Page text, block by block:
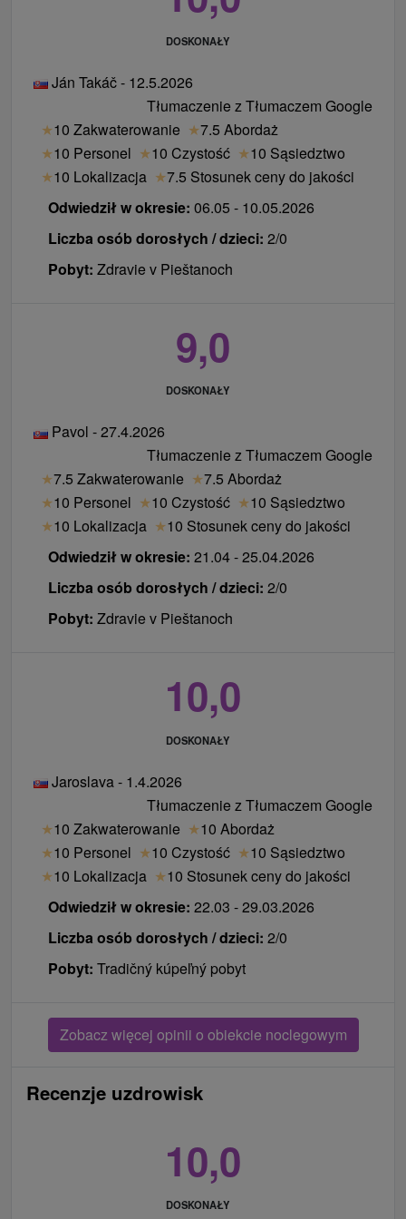
DOSKONAŁY
Ján Takáč - 12.5.2026
Tłumaczenie z Tłumaczem Google
★10 Zakwaterowanie ★7.5 Abordaż
★10 Personel ★10 Czystość ★10 Sąsiedztwo
★10 Lokalizacja ★7.5 Stosunek ceny do jakości
Odwiedził w okresie: 06.05 - 10.05.2026
Liczba osób dorosłych / dzieci: 2/0
Pobyt: Zdravie v Pieštanoch
9,0
DOSKONAŁY
Pavol - 27.4.2026
Tłumaczenie z Tłumaczem Google
★7.5 Zakwaterowanie ★7.5 Abordaż
★10 Personel ★10 Czystość ★10 Sąsiedztwo
★10 Lokalizacja ★10 Stosunek ceny do jakości
Odwiedził w okresie: 21.04 - 25.04.2026
Liczba osób dorosłych / dzieci: 2/0
Pobyt: Zdravie v Pieštanoch
10,0
DOSKONAŁY
Jaroslava - 1.4.2026
Tłumaczenie z Tłumaczem Google
★10 Zakwaterowanie ★10 Abordaż
★10 Personel ★10 Czystość ★10 Sąsiedztwo
★10 Lokalizacja ★10 Stosunek ceny do jakości
Odwiedził w okresie: 22.03 - 29.03.2026
Liczba osób dorosłych / dzieci: 2/0
Pobyt: Tradičný kúpeľný pobyt
Zobacz więcej opinii o obiekcie noclegowym
Recenzje uzdrowisk
10,0
DOSKONAŁY